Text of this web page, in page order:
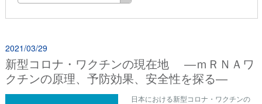
2021/03/29
新型コロナ・ワクチンの現在地 ―ｍＲＮＡワ
クチンの原理、予防効果、安全性を探る―
日本における新型コロナ・ワクチンの